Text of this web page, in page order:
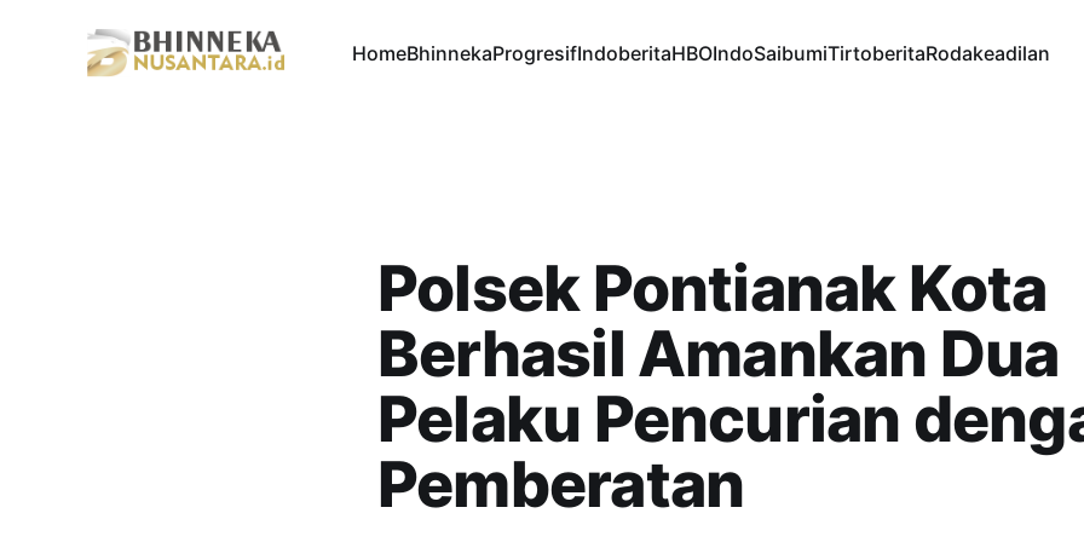
HomeBhinnekaProgresifIndoberitaHBOIndoSaibumiTirtoberitaRodakeadilan
Polsek Pontianak Kota
Berhasil Amankan Dua
Pelaku Pencurian
Pemberatan